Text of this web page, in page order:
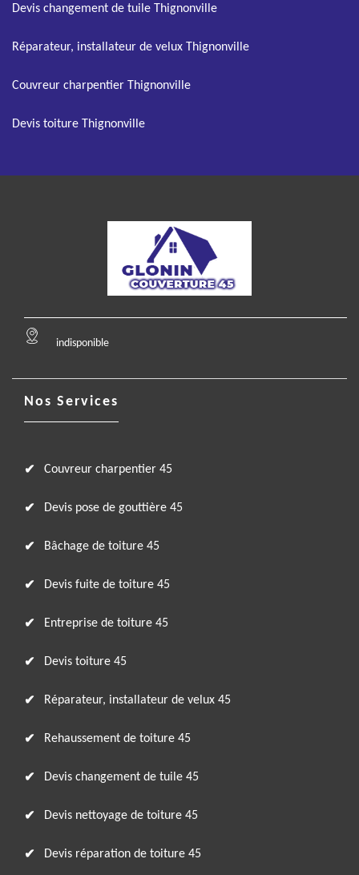
Devis changement de tuile Thignonville
Réparateur, installateur de velux Thignonville
Couvreur charpentier Thignonville
Devis toiture Thignonville
indisponible
Nos Services
Couvreur charpentier 45
Devis pose de gouttière 45
Bâchage de toiture 45
Devis fuite de toiture 45
Entreprise de toiture 45
Devis toiture 45
Réparateur, installateur de velux 45
Rehaussement de toiture 45
Devis changement de tuile 45
Devis nettoyage de toiture 45
Devis réparation de toiture 45